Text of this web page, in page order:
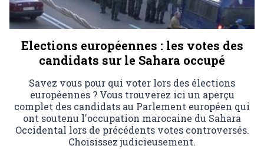
Elections européennes : les votes des
candidats sur le Sahara occupé
Savez vous pour qui voter lors des élections
européennes ? Vous trouverez ici un aperçu
complet des candidats au Parlement européen qui
ont soutenu l'occupation marocaine du Sahara
Occidental lors de précédents votes controversés.
Choisissez judicieusement.